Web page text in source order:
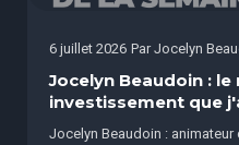
6 juillet 2026 Par Jocelyn
Jocelyn Beaudoin : le
investissement que
Jocelyn Beaudoin :